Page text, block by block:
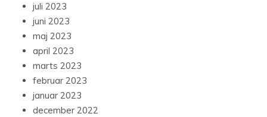
juli 2023
juni 2023
maj 2023
april 2023
marts 2023
februar 2023
januar 2023
december 2022